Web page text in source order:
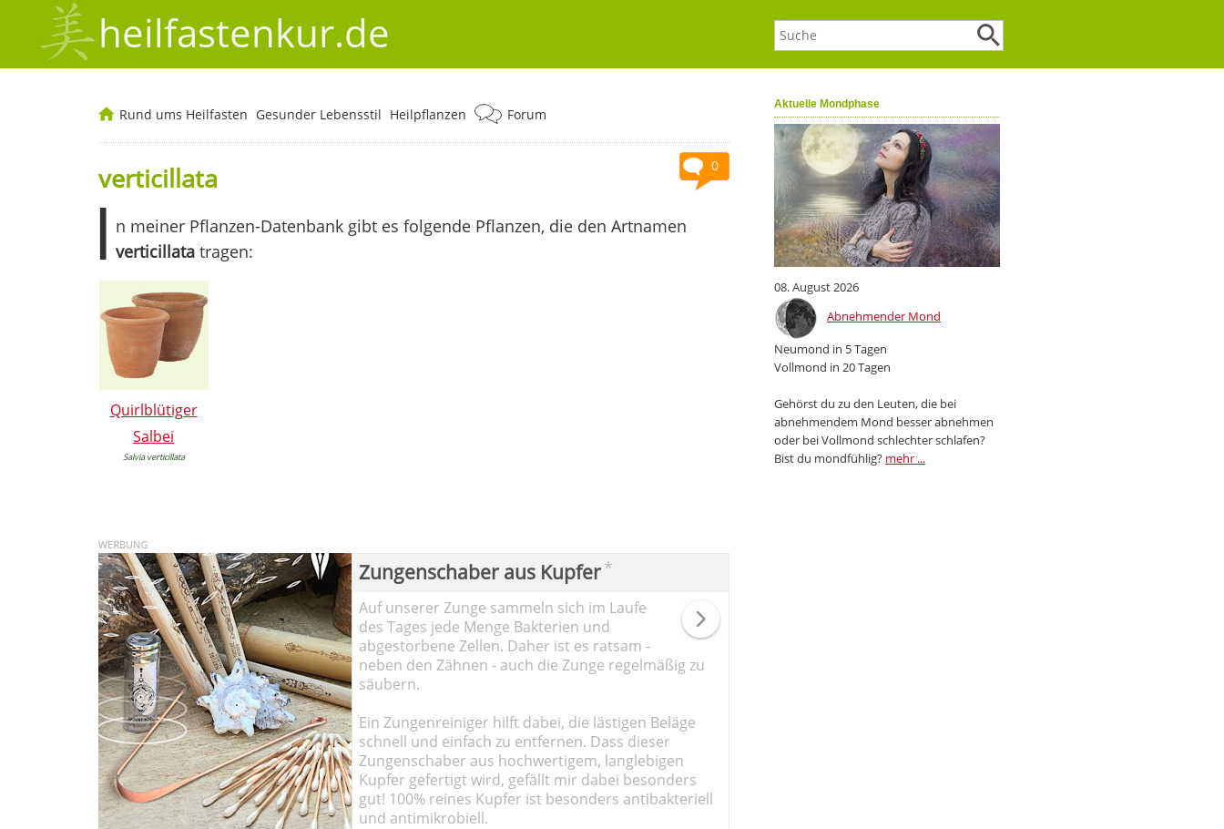
heilfastenkur.de
Aktuelle Mondphase
08. August 2026
Abnehmender Mond
Neumond in 5 Tagen
Vollmond in 20 Tagen
Gehörst du zu den Leuten, die bei
abnehmendem Mond besser abnehmen
oder bei Vollmond schlechter schlafen?
Bist du mondfühlig? mehr ...
Rund ums Heilfasten Gesunder Lebensstil Heilpflanzen Forum
0
verticillata
I n meiner Pflanzen-Datenbank gibt es folgende Pflanzen, die den Artnamen
verticillatatragen:
Quirlblütiger
Salbei
Salvia verticillata
Zungenschaber aus Kupfer*
Auf unserer Zunge sammeln sich im Laufe
des Tages jede Menge Bakterien und
abgestorbene Zellen. Daher ist es ratsam -
neben den Zähnen - auch die Zunge regelmäßig zu
säubern.
Ein Zungenreiniger hilft dabei, die lästigen Beläge
schnell und einfach zu entfernen. Dass dieser
Zungenschaber aus hochwertigem, langlebigen
Kupfer gefertigt wird, gefällt mir dabei besonders
gut! 100% reines Kupfer ist besonders antibakteriell
und antimikrobiell.